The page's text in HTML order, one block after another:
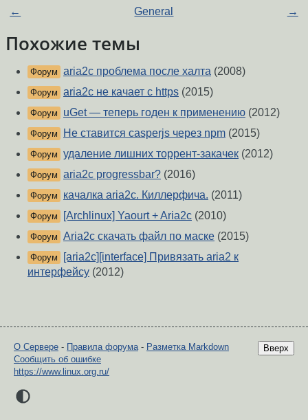
← General →
Похожие темы
Форум aria2c проблема после халта (2008)
Форум aria2c не качает с https (2015)
Форум uGet — теперь годен к применению (2012)
Форум Не ставится casperjs через npm (2015)
Форум удаление лишних торрент-закачек (2012)
Форум aria2c progressbar? (2016)
Форум качалка aria2c. Киллерфича. (2011)
Форум [Archlinux] Yaourt + Aria2c (2010)
Форум Aria2c скачать файл по маске (2015)
Форум
[aria2c][interface] Привязать aria2 к
интерфейсу (2012)
Вверх
О Сервере - Правила форума- Разметка Markdown
Сообщить об ошибке
https://www.linux.org.ru/